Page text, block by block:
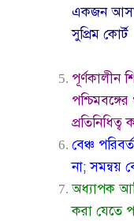
একজন
সুপ্রিম কোর্ট
পূর্ণকালীন
বেঞ্চ
না; সমন্বয়
অধ্যাপক
করা যেতে